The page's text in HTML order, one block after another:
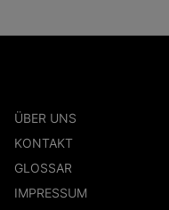
ÜBER UNS
KONTAKT
GLOSSAR
IMPRESSUM